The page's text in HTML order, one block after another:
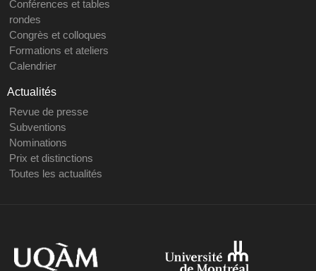
Conférences et tables
rondes
Congrès et colloques
Formations et ateliers
Calendrier
Actualités
Revue de presse
Subventions
Nominations
Prix et distinctions
Toutes les actualités